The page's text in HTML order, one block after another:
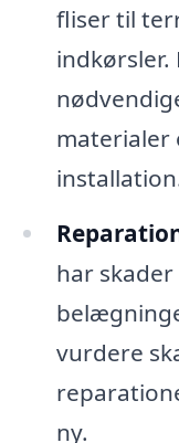
fliser til
materialer
har
vurdere
ny.